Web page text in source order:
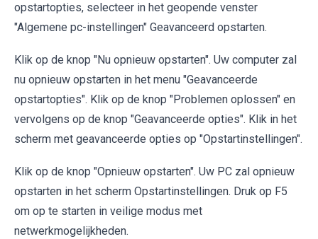
opstartopties, selecteer in het geopende venster
"Algemene pc-instellingen" Geavanceerd opstarten.
Klik op de knop "Nu opnieuw opstarten". Uw computer zal
nu opnieuw opstarten in het menu "Geavanceerde
opstartopties". Klik op de knop "Problemen oplossen" en
vervolgens op de knop "Geavanceerde opties". Klik in het
scherm met geavanceerde opties op "Opstartinstellingen".
Klik op de knop "Opnieuw opstarten". Uw PC zal opnieuw
opstarten in het scherm Opstartinstellingen. Druk op F5
om op te starten in veilige modus met
netwerkmogelijkheden.